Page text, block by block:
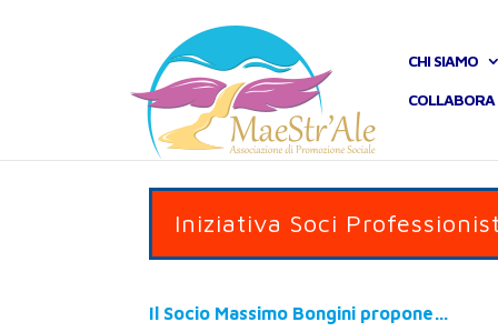
CHI SIAMO
COLLABORA
Iniziativa Soci
Il Socio Massimo Bongini propone…